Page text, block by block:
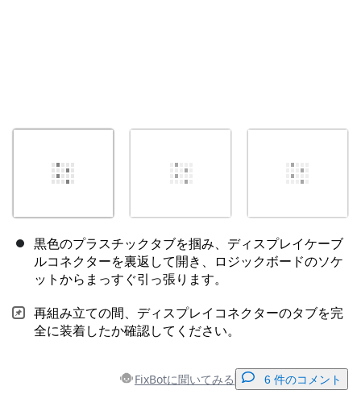
黒色のプラスチックタブを掴み、ディスプレイケーブ
ルコネクターを裏返して開き、ロジックボードのソケ
ットからまっすぐ引っ張ります。
再組み立ての間、ディスプレイコネクターのタブを完
全に装着したか確認してください。
FixBotに聞いてみる 6 件のコメント